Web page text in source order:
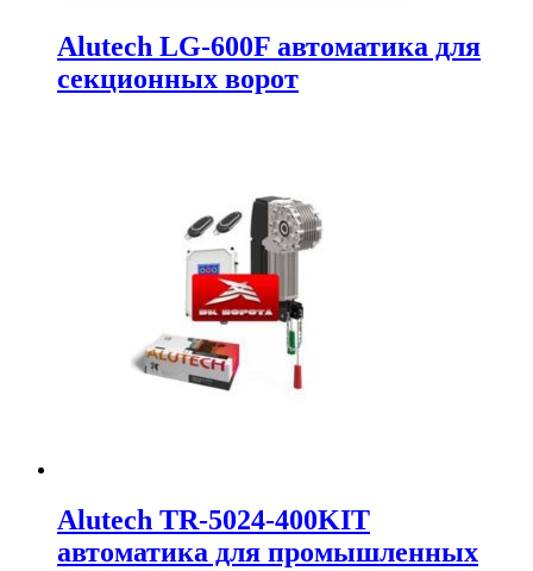
Alutech LG-600F автоматика для
секционных ворот
Alutech TR-5024-400KIT
автоматика для промышленных